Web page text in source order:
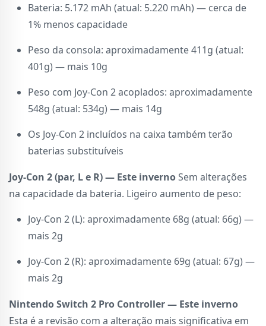
Bateria: 5.172 mAh (atual: 5.220 mAh) — cerca de
1% menos capacidade
Peso da consola: aproximadamente 411g (atual:
401g) — mais 10g
Peso com Joy-Con 2 acoplados: aproximadamente
548g (atual: 534g) — mais 14g
Os Joy-Con 2 incluídos na caixa também terão
baterias substituíveis
Joy-Con 2 (par, L e R) — Este invernoSem alterações
na capacidade da bateria. Ligeiro aumento de peso:
Joy-Con 2 (L): aproximadamente 68g (atual: 66g) —
mais 2g
Joy-Con 2 (R): aproximadamente 69g (atual: 67g) —
mais 2g
Nintendo Switch 2 Pro Controller — Este inverno
Esta é a revisão com a alteração mais significativa em